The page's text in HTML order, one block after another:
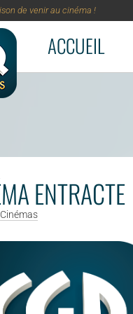
de venir au cinéma !
ACCUEIL
ENTRACTE
Cinémas